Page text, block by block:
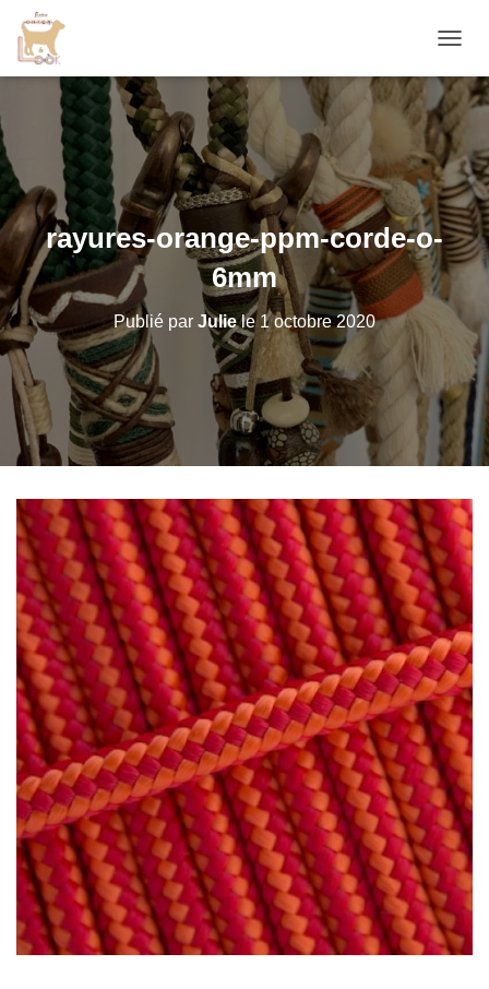
É
I
E
L
A
N
A
I
I
O
N
rayures-orange-ppm-corde-o-
6mm
Publié par Juliele1 octobre 2020